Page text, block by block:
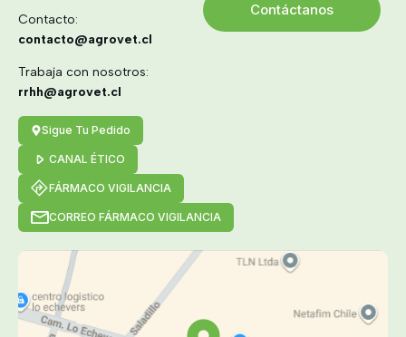
Contacto:
contacto@agrovet.cl
Trabaja con nosotros:
rrhh@agrovet.cl
Sigue Tu Pedido
Contáctanos
CANAL ÉTICO
FÁRMACO VIGILANCIA
CORREO FÁRMACO VIGILANCIA